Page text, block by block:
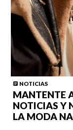
NOTICIAS
MANTENTE
NOTICIAS Y
LA MODA